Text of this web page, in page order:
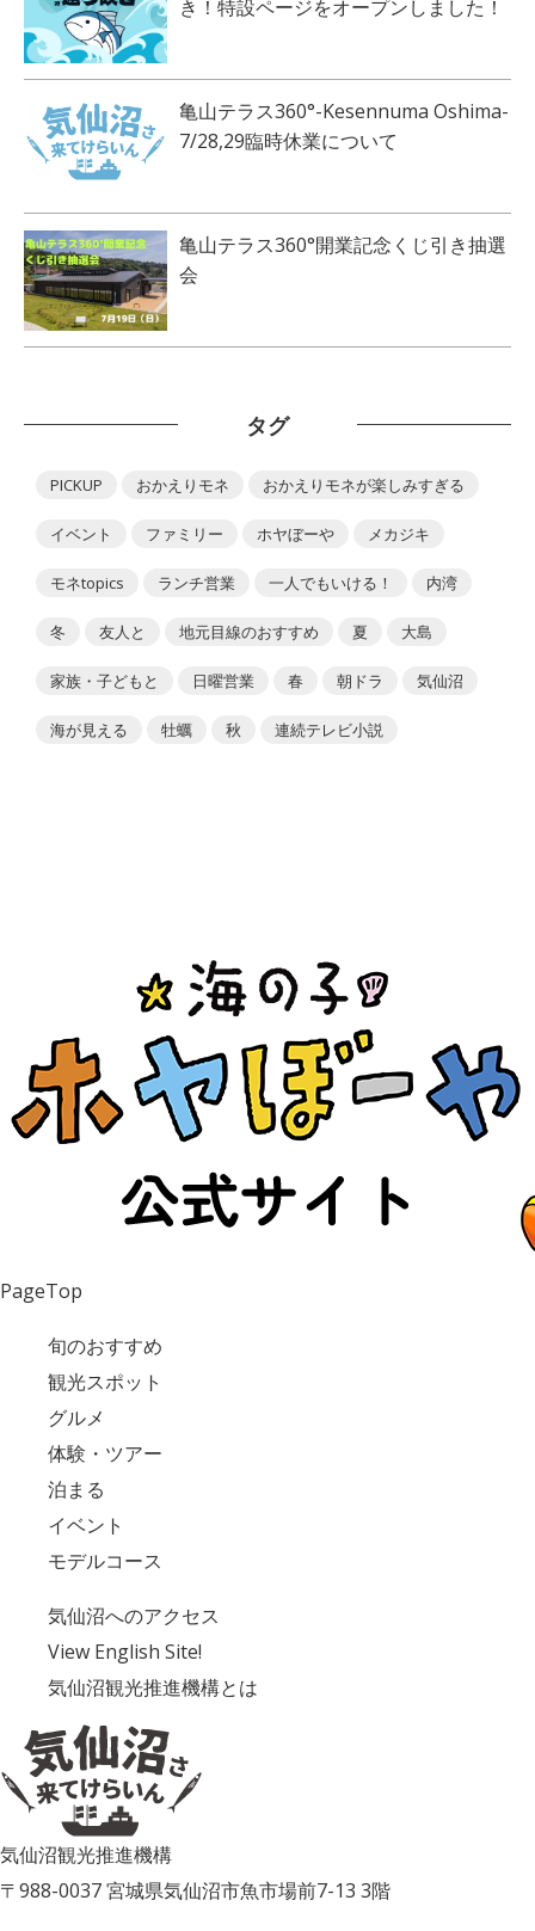
き！特設ページをオープンしました！
亀山テラス360°-Kesennuma Oshima-
7/28,29臨時休業について
亀山テラス360°開業記念くじ引き抽選
会
タグ
PICKUP おかえりモネ おかえりモネが楽しみすぎる
イベント ファミリー ホヤぼーや メカジキ
モネtopics ランチ営業 一人でもいける！ 内湾
冬 友人と 地元目線のおすすめ 夏 大島
家族・子どもと 日曜営業 春 朝ドラ 気仙沼
海が見える 牡蠣 秋 連続テレビ小説
PageTop
旬のおすすめ
観光スポット
グルメ
体験・ツアー
泊まる
イベント
モデルコース
気仙沼へのアクセス
View English Site!
気仙沼観光推進機構とは
気仙沼観光推進機構
〒988-0037 宮城県気仙沼市魚市場前7-13 3階